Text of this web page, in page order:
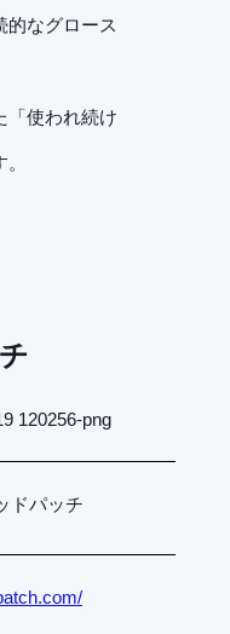
的なグロース
「使われ続け
ドパッチ